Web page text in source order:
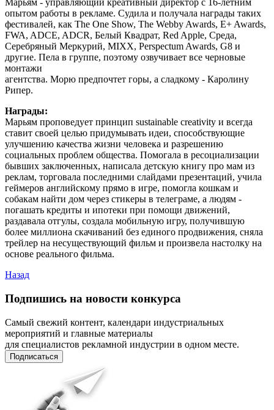
Марьям - управляющий креативный директор с 16-летним
опытом работы в рекламе. Судила и получала награды таких
фестивалей, как The One Show, The Webby Awards, E+ Awards,
FWA, ADCE, ADCR, Белый Квадрат, Red Apple, Среда,
Серебряный Меркурий, MIXX, Perspectum Awards, G8 и
другие. Пела в группе, поэтому озвучивает все черновые
монтажи
агентства. Морю предпочтет горы, а сладкому - Каролину
Рипер.
Награды:
Марьям проповедует принцип sustainable creativity и всегда
ставит своей целью придумывать идеи, способствующие
улучшению качества жизни человека и разрешению
социальных проблем общества. Помогала в ресоциализации
бывших заключенных, написала детскую книгу про мам из
реклам, торговала последними слайдами презентаций, учила
геймеров английскому прямо в игре, помогла кошкам и
собакам найти дом через стикеры в телеграме, а людям -
погашать кредиты и ипотеки при помощи движений,
раздавала отгулы, создала мобильную игру, получившую
более миллиона скачиваний без единого продвижения, сняла
трейлер на несуществующий фильм и произвела настолку на
основе реального фильма.
Назад
Подпишись на новости конкурса
Самый свежий контент, календари индустриальных
мероприятий и главные материалы
для специалистов рекламной индустрии в одном месте.
Подписаться